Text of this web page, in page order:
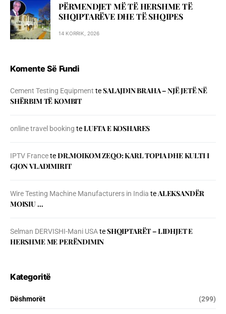
PËRMENDJET MË TË HERSHME TË
SHQIPTARËVE DHE TË SHQIPES
14 KORRIK, 2026
Komente Së Fundi
Cement Testing Equipment teSALAJDIN BRAHA – NJЁ JETЁ NЁ
SHЁRBIM TЁ KOMBIT
online travel booking teLUFTA E KOSHARES
IPTV FranceteDR.MOIKOM ZEQO: KARL TOPIA DHE KULTI I
GJON VLADIMIRIT
Wire Testing Machine Manufacturers in India teALEKSANDËR
MOISIU …
Selman DERVISHI-Mani USAteSHQIPTARËT – LIDHJET E
HERSHME ME PERËNDIMIN
Kategoritë
Dëshmorët (299)